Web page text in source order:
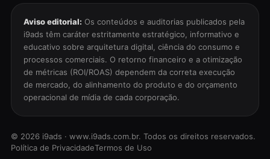
Aviso editorial: Os conteúdos e auditorias publicados pela
i9ads têm caráter estritamente estratégico, informativo e
educativo sobre arquitetura digital, ciência do consumo e
processos comerciais. O retorno financeiro e a otimização
de métricas (ROI/ROAS) dependem da correta execução
de mercado, do alinhamento do produto e do orçamento
operacional de mídia de cada corporação.
© 2026 i9ads · www.i9ads.com.br. Todos os direitos reservados.
Política de PrivacidadeTermos de Uso